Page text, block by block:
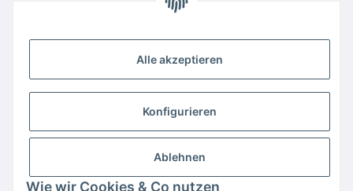
Alle akzeptieren
Konfigurieren
Ablehnen
Wie wir Cookies & Co nutzen